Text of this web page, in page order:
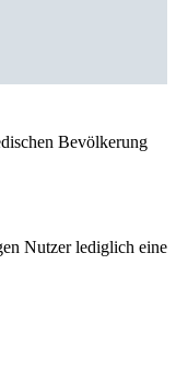
Bevölkerung
Nutzer lediglich eine